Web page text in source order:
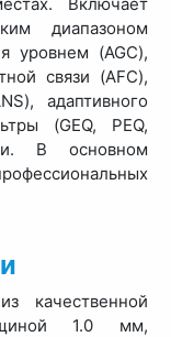
диапазоном
уровнем (AGC),
связи (AFC),
адаптивного
(GEQ, PEQ,
В основном
качественной
1.0 мм,